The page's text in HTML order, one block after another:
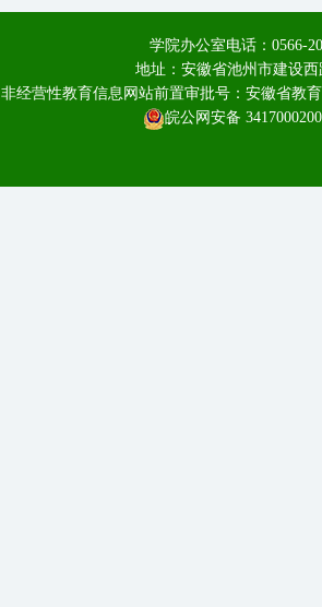
学院办公室电话：0566-
地址：安徽省池州市建设
非经营性教育信息网站前置审批号：安徽省教
皖公网安备